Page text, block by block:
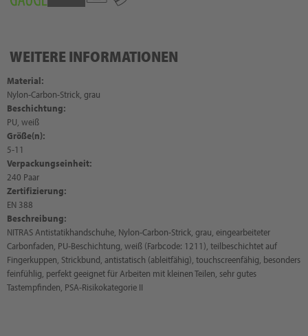
WEITERE INFORMATIONEN
Material:
Nylon-Carbon-Strick, grau
Beschichtung:
PU, weiß
Größe(n):
5-11
Verpackungseinheit:
240 Paar
Zertifizierung:
EN 388
Beschreibung:
NITRAS Antistatikhandschuhe, Nylon-Carbon-Strick, grau, eingearbeiteter
Carbonfaden, PU-Beschichtung, weiß (Farbcode: 1211), teilbeschichtet auf
Fingerkuppen, Strickbund, antistatisch (ableitfähig), touchscreenfähig, besonders
feinfühlig, perfekt geeignet für Arbeiten mit kleinen Teilen, sehr gutes
Tastempfinden, PSA-Risikokategorie II